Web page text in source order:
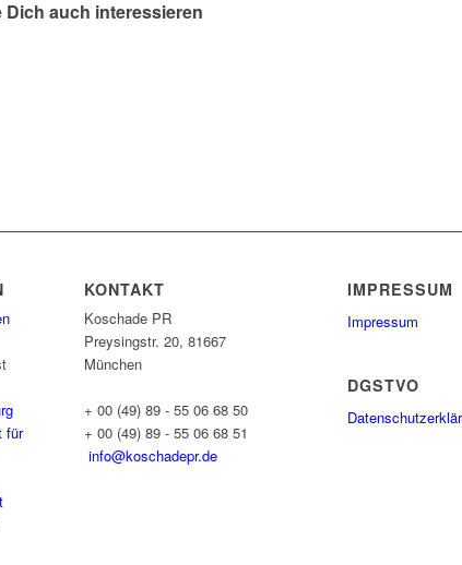
Dich auch interessieren
für
KONTAKT
Koschade PR
Preysingstr. 20, 81667
München
+ 00 (49) 89 - 55 06 68 50
+ 00 (49) 89 - 55 06 68 51
info@koschadepr.de
IMPRESSUM
Impressum
DGSTVO